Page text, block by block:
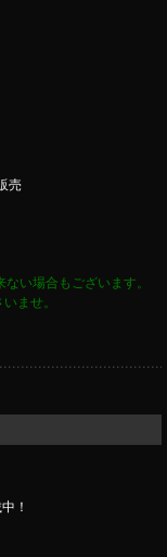
売
い場合もございます。
ませ。
！